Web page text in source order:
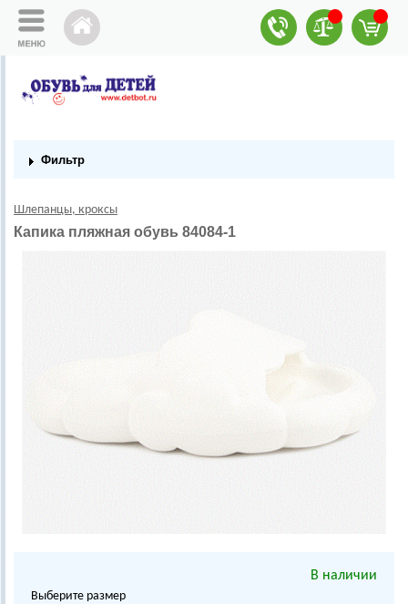
Фильтр
Шлепанцы, кроксы
Капика пляжная обувь 84084-1
В наличии
Выберите размер